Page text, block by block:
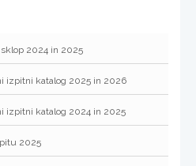
2024 in 2025
izpitni katalog 2025 in 2026
izpitni katalog 2024 in 2025
2025